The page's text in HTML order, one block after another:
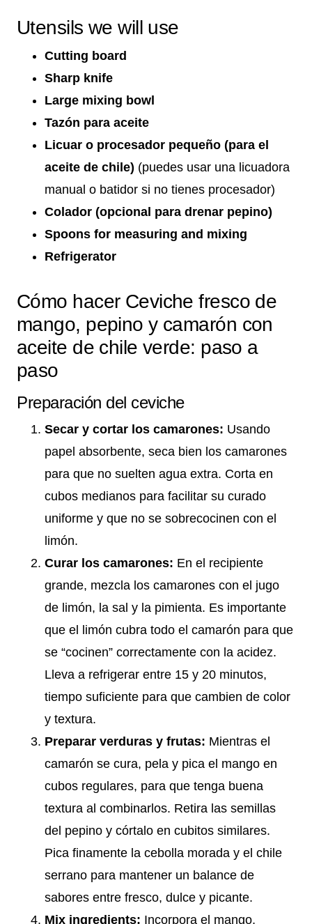
Utensils we will use
Cutting board
Sharp knife
Large mixing bowl
Tazón para aceite
Licuar o procesador pequeño (para el
aceite de chile) (puedes usar una licuadora
manual o batidor si no tienes procesador)
Colador (opcional para drenar pepino)
Spoons for measuring and mixing
Refrigerator
Cómo hacer Ceviche fresco de
mango, pepino y camarón con
aceite de chile verde: paso a
paso
Preparación del ceviche
Secar y cortar los camarones: Usando
papel absorbente, seca bien los camarones
para que no suelten agua extra. Corta en
cubos medianos para facilitar su curado
uniforme y que no se sobrecocinen con el
limón.
Curar los camarones: En el recipiente
grande, mezcla los camarones con el jugo
de limón, la sal y la pimienta. Es importante
que el limón cubra todo el camarón para que
se “cocinen” correctamente con la acidez.
Lleva a refrigerar entre 15 y 20 minutos,
tiempo suficiente para que cambien de color
y textura.
Preparar verduras y frutas: Mientras el
camarón se cura, pela y pica el mango en
cubos regulares, para que tenga buena
textura al combinarlos. Retira las semillas
del pepino y córtalo en cubitos similares.
Pica finamente la cebolla morada y el chile
serrano para mantener un balance de
sabores entre fresco, dulce y picante.
Mix ingredients: Incorpora el mango,